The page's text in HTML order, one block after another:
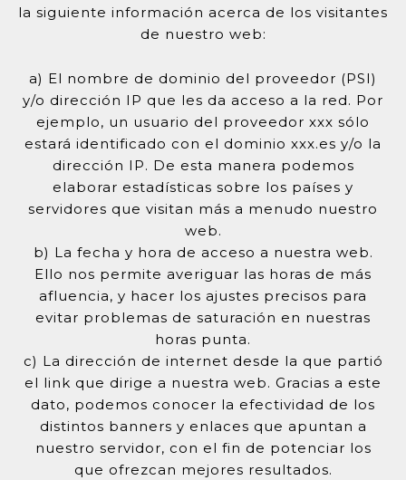
la siguiente información acerca de los visitantes
de nuestro web:
a) El nombre de dominio del proveedor (PSI)
y/o dirección IP que les da acceso a la red. Por
ejemplo, un usuario del proveedor xxx sólo
estará identificado con el dominio xxx.es y/o la
dirección IP. De esta manera podemos
elaborar estadísticas sobre los países y
servidores que visitan más a menudo nuestro
web.
b) La fecha y hora de acceso a nuestra web.
Ello nos permite averiguar las horas de más
afluencia, y hacer los ajustes precisos para
evitar problemas de saturación en nuestras
horas punta.
c) La dirección de internet desde la que partió
el link que dirige a nuestra web. Gracias a este
dato, podemos conocer la efectividad de los
distintos banners y enlaces que apuntan a
nuestro servidor, con el fin de potenciar los
que ofrezcan mejores resultados.